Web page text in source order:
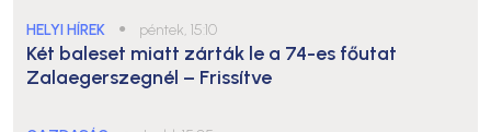
HELYI HÍREK ● péntek, 15:10
Két baleset miatt zárták le a 74-es főutat
Zalaegerszegnél – Frissítve